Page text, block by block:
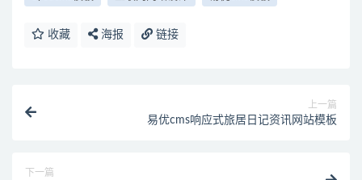
收藏 海报 链接
上一篇
易优cms响应式旅居日记资讯网站模板
下一篇